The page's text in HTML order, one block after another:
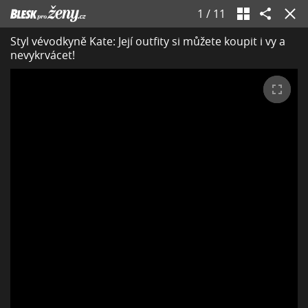
1 / 11
Styl vévodkyně Kate: Její outfity si můžete koupit i vy a
nevykrvácet!